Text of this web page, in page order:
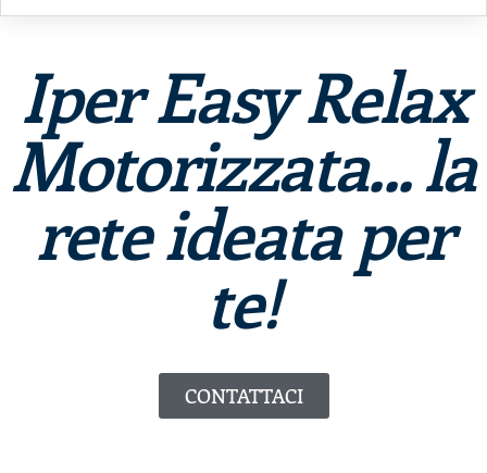
Iper Easy Relax
Motorizzata... la
rete ideata per
te!
CONTATTACI